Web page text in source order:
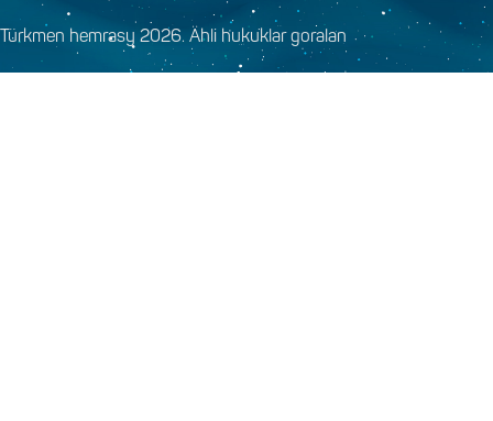
Türkmen hemrasy 2026. Ähli hukuklar goralan